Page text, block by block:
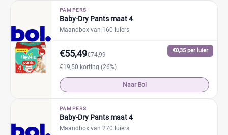
PAMPERS
Baby-Dry Pants maat 4
Maandbox van 160 luiers
€0,35 per luier
€55,49€74,99
€19,50 korting (26%)
Naar Bol
PAMPERS
Baby-Dry Pants maat 4
Maandbox van 270 luiers